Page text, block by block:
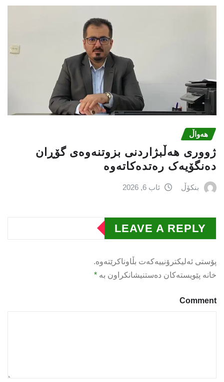
هەواڵ
ژووری هەڵبژاردنی بزوتنەوەى گۆڕان
دەنگۆیەک رەتدەکاتەوە
بنکۆڵ ئاب 6, 2026
LEAVE A REPLY
پۆستی ئەلیکترۆنییەکەت بڵاوناکرێتەوە.
خانە پێویستەکان دەستنیشانکراون بە *
Comment